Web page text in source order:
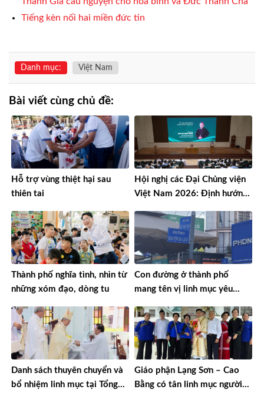
Tiếng kèn nối hai miền đức tin
Danh mục: Việt Nam
Bài viết cùng chủ đề:
Hỗ trợ vùng thiệt hại sau
thiên tai
Hội nghị các Đại Chủng viện
Việt Nam 2026: Định hướng
Thành phố nghĩa tình, nhìn từ
những xóm đạo, dòng tu
Con đường ở thành phố
mang tên vị linh mục yêu
Danh sách thuyên chuyển và
bổ nhiệm linh mục tại Tổng
Giáo phận Lạng Sơn – Cao
Bằng có tân linh mục người